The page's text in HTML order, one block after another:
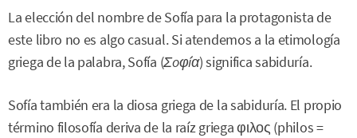
La elección del nombre de Sofía para la protagonista de
este libro no es algo casual. Si atendemos a la etimología
griega de la palabra, Sofía (Σoφíα) significa sabiduría.
Sofía también era la diosa griega de la sabiduría. El propio
término filosofía deriva de la raíz griega φιλος (philos =